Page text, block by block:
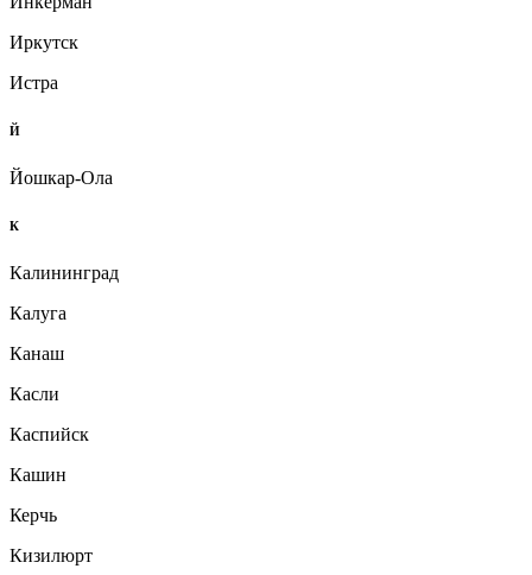
Иркутск
Истра
Й
Йошкар-Ола
К
Калининград
Калуга
Канаш
Касли
Каспийск
Кашин
Керчь
Кизилюрт